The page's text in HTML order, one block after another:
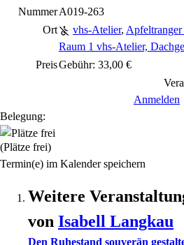
NummerA019-263
Ort
vhs-Atelier,
Raum 1 vhs-Atelier,
PreisGebühr: 33,00 €
Anmelden
Belegung:
(Plätze frei)
Termin(e) im Kalender speichern
Weitere
von Isabell Langkau
Den Ruhestand souverän